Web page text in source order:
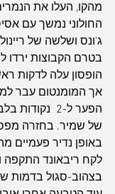
מהקו, העלו את
החולוני נמשך עם
בטרם הקבוצות ירדו
הופסון עלה לדקות
אך המומנטום עבר
של שמיר. בחזרה
באופן נדיר פעמיים
לקח ריבאונד התקפה
בצהוב-סגול בדמות